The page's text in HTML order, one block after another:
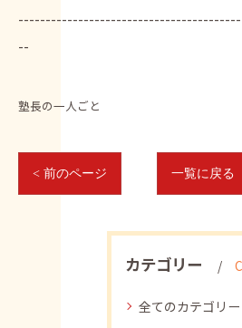
--
塾長の一人ごと
< 前のページ 一覧に戻る
カテゴリー
全てのカテゴリー